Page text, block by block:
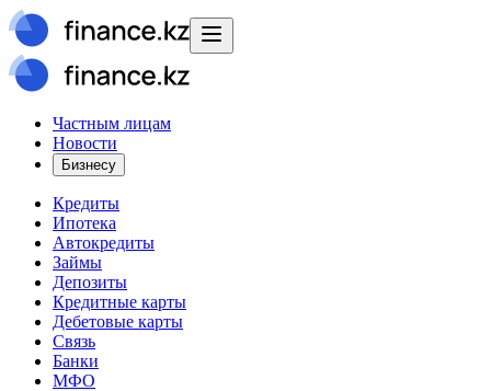
Частным лицам
Новости
Бизнесу
Кредиты
Ипотека
Автокредиты
Займы
Депозиты
Кредитные карты
Дебетовые карты
Связь
Банки
МФО